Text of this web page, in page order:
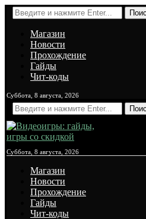
Магазин
Новости
Прохождение
Гайды
Чит-коды
Суббота, 8 августа, 2026
Суббота, 8 августа, 2026
Магазин
Новости
Прохождение
Гайды
Чит-коды